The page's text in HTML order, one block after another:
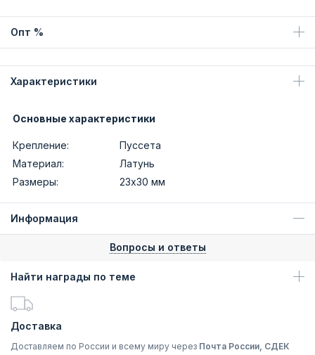
Опт %
Характеристики
Основные характеристики
Крепление:
Пуссета
Материал:
Латунь
Размеры:
23х30 мм
Информация
Вопросы и ответы
Найти награды по теме
Доставка
Доставляем по России и всему миру через Почта России, СДЕК